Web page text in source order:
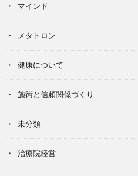
マインド
メタトロン
健康について
施術と信頼関係づくり
未分類
治療院経営